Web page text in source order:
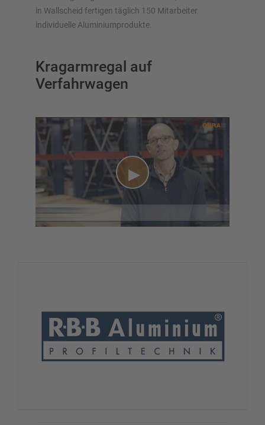
in Wallscheid fertigen täglich 150 Mitarbeiter
individuelle Aluminiumprodukte.
Kragarmregal auf
Verfahrwagen